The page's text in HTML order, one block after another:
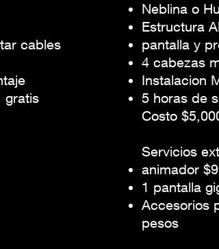
cables
gratis
Neblina o
Estructura
pantalla y
4 cabezas
Instalacion
5 horas de
Costo
Servicios
animador
1 pantalla
Accesorios
pesos